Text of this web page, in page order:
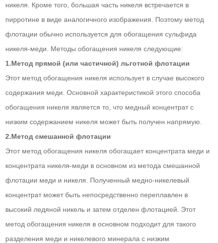
никеля. Кроме того, большая часть никеля встречается в
пирротине в виде аналогичного изображения. Поэтому метод
флотации обычно используется для обогащения сульфида
никеля-меди. Методы обогащения никеля следующие:
1.Метод прямой (или частичной) льготной флотации
Этот метод обогащения никеля использует в случае высокого
содержания меди. Основной характеристикой этого способа
обогащения никеля является то, что медный концентрат с
низким содержанием никеля может быть получен напрямую.
2.Метод смешанной флотации
Этот метод обогащения никеля обогащает концентрата меди и
концентрата никеля-меди в основном из метода смешанной
флотации меди и никеля. Полученный медно-никелевый
концентрат может быть непосредственно переплавлен в
высокий ледяной никель и затем отделен флотацией. Этот
метод обогащения никеля в основном подходит для такого
разделения меди и никелевого минерала с низким